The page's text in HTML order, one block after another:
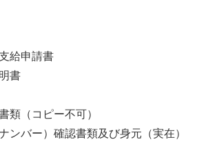
給申請書
書
（コピー不可）
バー）確認書類及び身元（実在）